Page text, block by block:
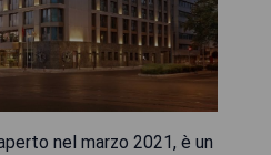
nel marzo 2021, è un